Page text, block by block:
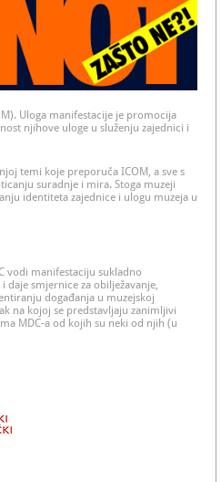
Uloga manifestacije je promocija
njihove uloge u služenju zajednici i
temi koje preporuča ICOM, a sve s
suradnje i mira. Stoga muzeji
identiteta zajednice i ulogu muzeja u
vodi manifestaciju sukladno
daje smjernice za obilježavanje,
događanja u muzejskoj
na kojoj se predstavljaju zanimljivi
MDC-a od kojih su neki od njih (u